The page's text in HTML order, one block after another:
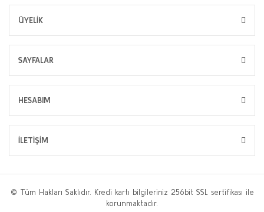
ÜYELİK
SAYFALAR
HESABIM
İLETİŞİM
© Tüm Hakları Saklıdır. Kredi kartı bilgileriniz 256bit SSL sertifikası ile
korunmaktadır.